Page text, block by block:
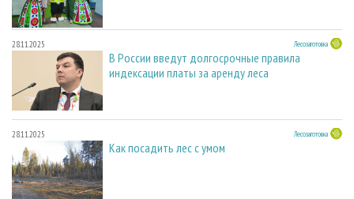
28.11.2025 Лесозаготовка
В России введут долгосрочные правила
индексации платы за аренду леса
28.11.2025 Лесозаготовка
Как посадить лес с умом